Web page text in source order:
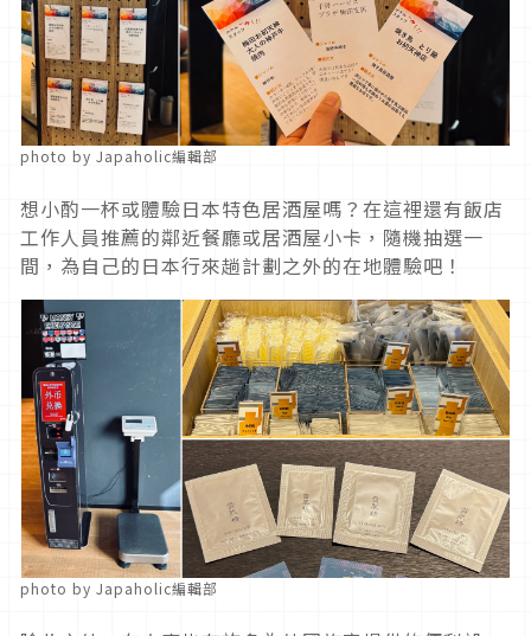
photo by Japaholic編輯部
想小酌一杯或體驗日本特色居酒屋嗎？在這裡還有飯店
工作人員推薦的鄰近餐廳或居酒屋小卡，隨機抽選一
間，為自己的日本行來趟計劃之外的在地體驗吧！
photo by Japaholic編輯部